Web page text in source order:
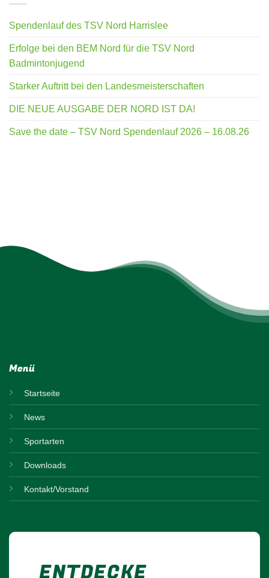
Spendenlauf des TSV Nord Harrislee
Erfolge bei den BEM Nord für die TSV Nord
Badmintonjugend
Starker Auftritt bei den Landesmeisterschaften
DIE NEUE AUSGABE DER NORD IST DA!
Save the date – TSV Nord Spendenlauf 2026 – 16.08.26
Menü
Startseite
News
Sportarten
Downloads
Kontakt/Vorstand